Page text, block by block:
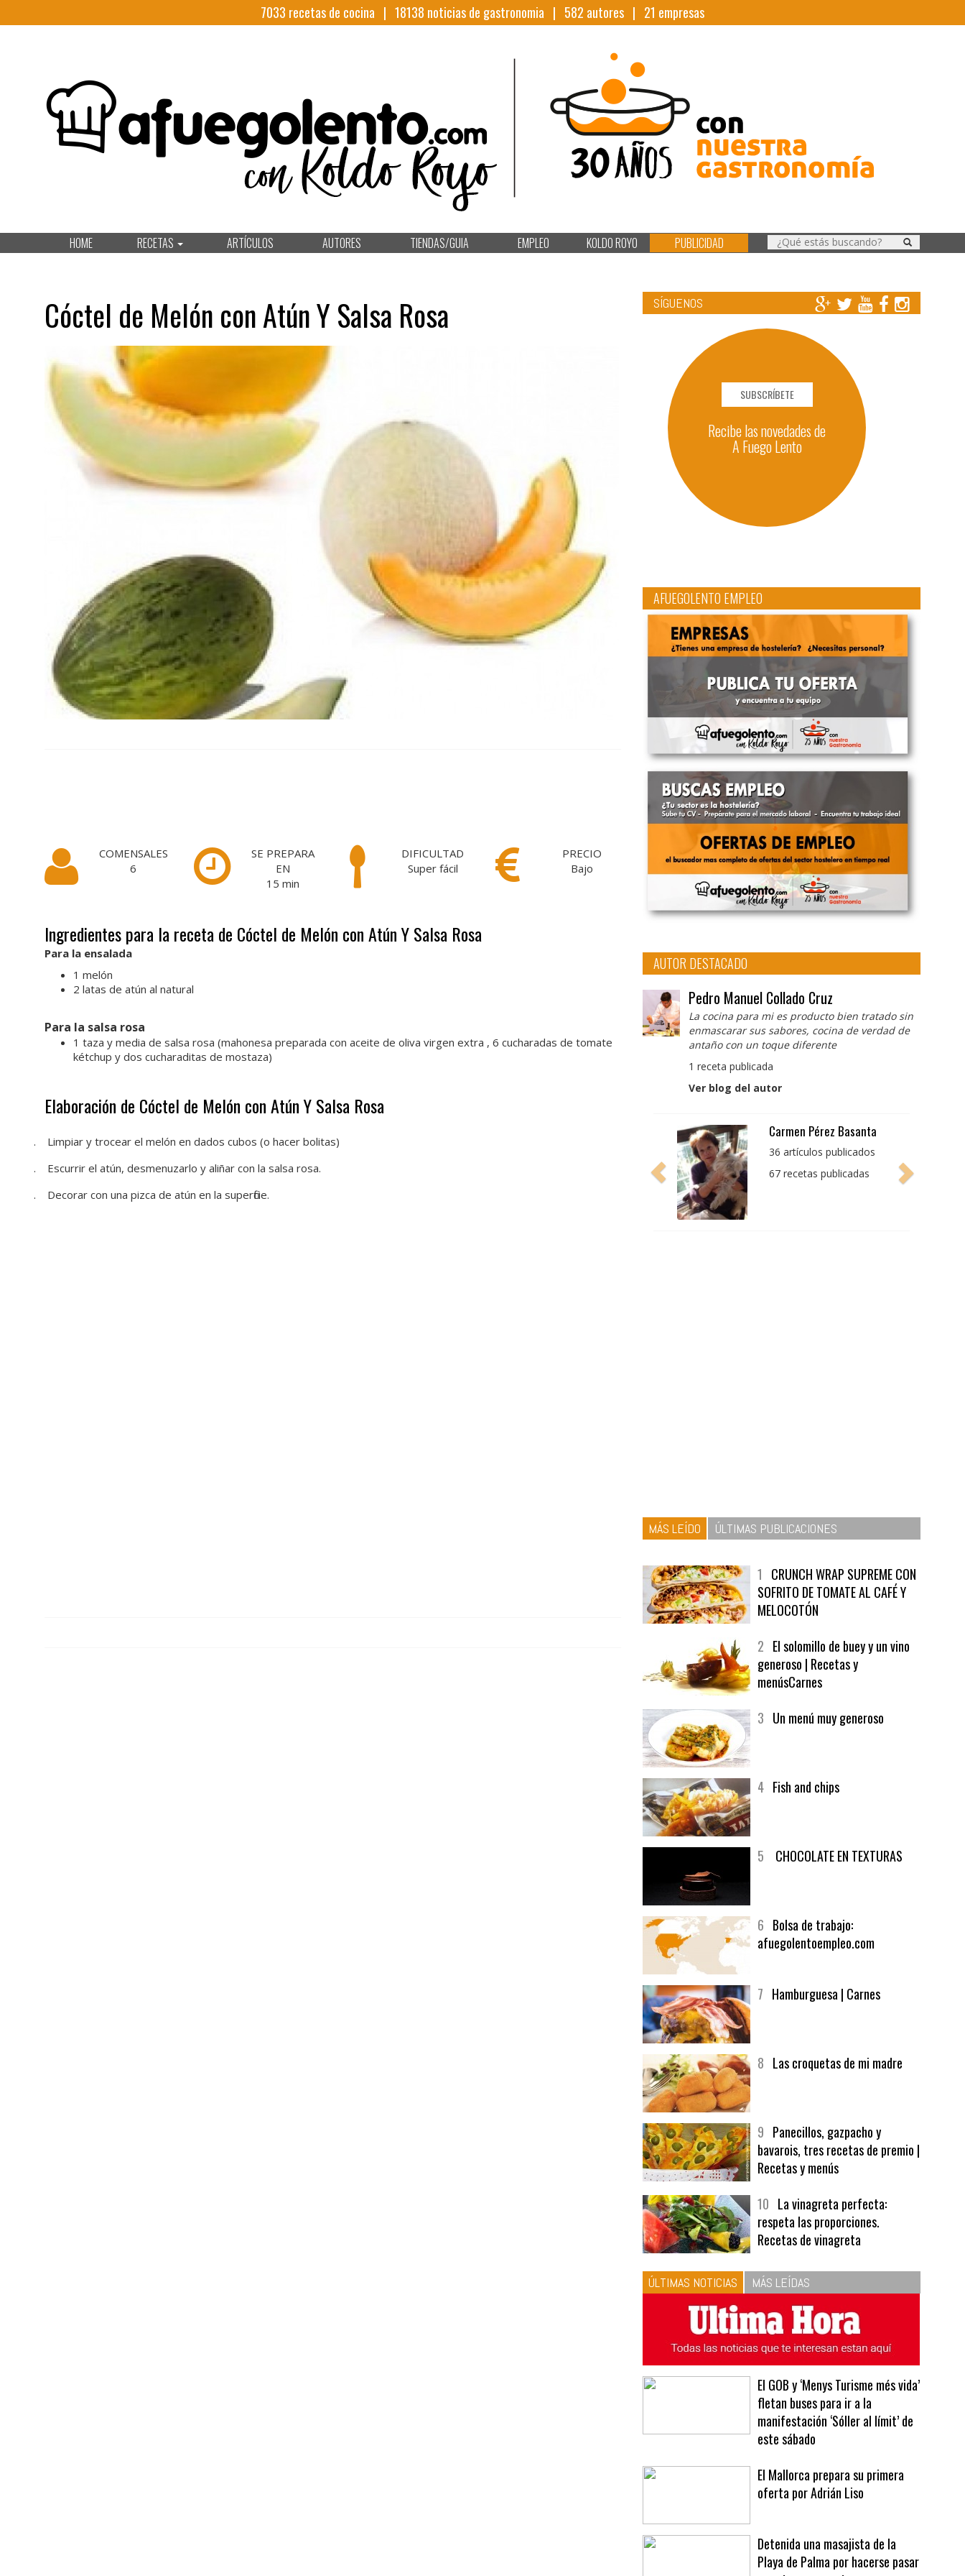
7033 recetas de cocina | 18138 noticias de gastronomia | 582 autores | 21 empresas
HOME RECETAS ARTÍCULOS AUTORES TIENDAS/GUIA EMPLEO KOLDO ROYO PUBLICIDAD
Cóctel de Melón con Atún Y Salsa Rosa
COMENSALES
6
SE PREPARA
EN
15 min
DIFICULTAD
Super fácil
PRECIO
Bajo
Ingredientes para la receta de Cóctel de Melón con Atún Y Salsa Rosa
Para la ensalada
1 melón
2 latas de atún al natural
Para la salsa rosa
1 taza y media de salsa rosa (mahonesa preparada con aceite de oliva virgen extra , 6 cucharadas de tomate
kétchup y dos cucharaditas de mostaza)
Elaboración de Cóctel de Melón con Atún Y Salsa Rosa
1.
Limpiar y trocear el melón en dados cubos (o hacer bolitas)
2.
Escurrir el atún, desmenuzarlo y aliñar con la salsa rosa.
3.
Decorar con una pizca de atún en la superficie.
SÍGUENOS
SUBSCRÍBETE
Recibe las novedades de
A Fuego Lento
AFUEGOLENTO EMPLEO
AUTOR DESTACADO
Pedro Manuel Collado Cruz
La cocina para mi es producto bien tratado sin
enmascarar sus sabores, cocina de verdad de
antaño con un toque diferente
1 receta publicada
Ver blog del autor
Pedro Manuel Collado
Cruz
producto bien tratado
MÁS LEÍDO ÚLTIMAS PUBLICACIONES
SOFRITO DE TOMATE AL CAFÉ Y
MELOCOTÓN
generoso | Recetas y
afuegolentoempleo.com
bavarois, tres recetas de premio |
Recetas y menús
respeta las proporciones.
Recetas de vinagreta
ÚLTIMAS NOTICIAS MÁS LEÍDAS
El GOB y ‘Menys Turisme més vida’
manifestación ‘Sóller al límit’ de
este sábado
oferta por Adrián Liso